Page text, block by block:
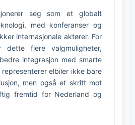
seg som et globalt
med konferanser og
internasjonale aktører. For
dette flere valgmuligheter,
integrasjon med smarte
representerer elbiler ikke bare
men også et skritt mot
fremtid for Nederland og